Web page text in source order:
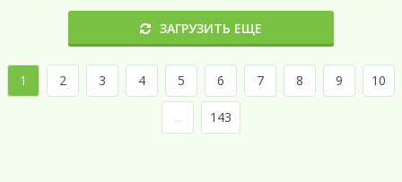
ЗАГРУЗИТЬ ЕЩЕ
1 2 3 4 5 6 7 8 9 10
... 143